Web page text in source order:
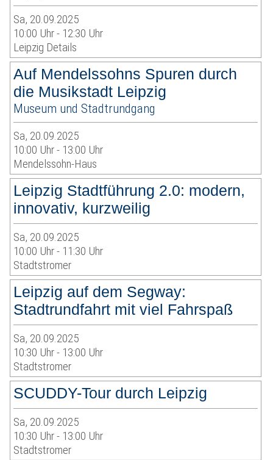
Sa, 20.09.2025
10:00 Uhr - 12:30 Uhr
Leipzig Details
Auf Mendelssohns Spuren durch
die Musikstadt Leipzig
Museum und Stadtrundgang
Sa, 20.09.2025
10:00 Uhr - 13:00 Uhr
Mendelssohn-Haus
Leipzig Stadtführung 2.0: modern,
innovativ, kurzweilig
Sa, 20.09.2025
10:00 Uhr - 11:30 Uhr
Stadtstromer
Leipzig auf dem Segway:
Stadtrundfahrt mit viel Fahrspaß
Sa, 20.09.2025
10:30 Uhr - 13:00 Uhr
Stadtstromer
SCUDDY-Tour durch Leipzig
Sa, 20.09.2025
10:30 Uhr - 13:00 Uhr
Stadtstromer